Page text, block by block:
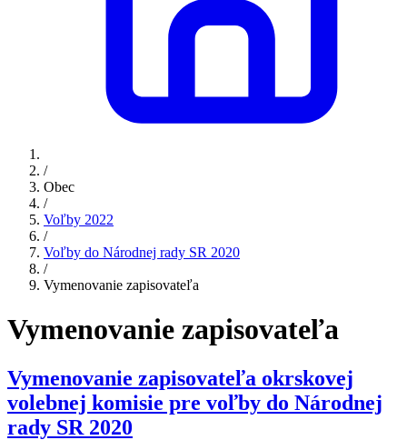
/
Obec
/
Voľby 2022
/
Voľby do Národnej rady SR 2020
/
Vymenovanie zapisovateľa
Vymenovanie zapisovateľa
Vymenovanie zapisovateľa okrskovej
volebnej komisie pre voľby do Národnej
rady SR 2020